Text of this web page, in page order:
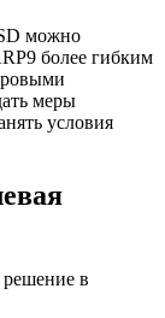
можно
более гибким
меры
условия
в